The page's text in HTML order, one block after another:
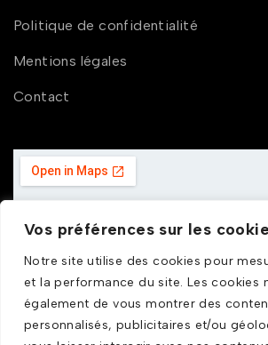
Vos préférences sur les
Notre site utilise des cookies pour
et la performance du site. Les cookies
également de vous montrer des
personnalisés, publicitaires et/ou
Politique de confidentialité
Mentions légales
Contact